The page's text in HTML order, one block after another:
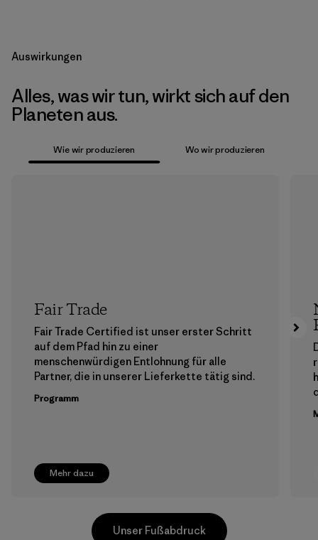
Auswirkungen
Alles, was wir tun, wirkt sich auf den
Planeten aus.
Wie wir produzieren Wo wir produzieren
Mehr dazu
Fair Trade
Fair Trade Certified ist unser erster Schritt
auf dem Pfad hin zu einer
menschenwürdigen Entlohnung für alle
Partner, die in unserer Lieferkette tätig sind.
Programm
Unser Fußabdruck